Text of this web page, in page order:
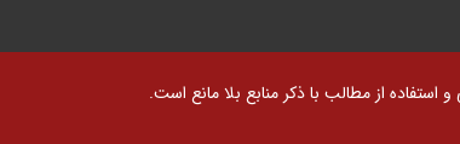
از مطالب با ذکر منابع بلا مانع است.